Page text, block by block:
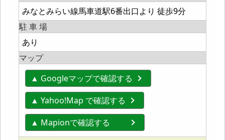
みなとみらい線馬車道駅6番出口より 徒歩9分
駐 車 場
あり
マップ
▲ Googleマップで確認する
▲ Yahoo!Map で確認する
▲ Mapionで確認する